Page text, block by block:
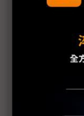
（台積1Q26
不會刻意選擇
首度表示「與